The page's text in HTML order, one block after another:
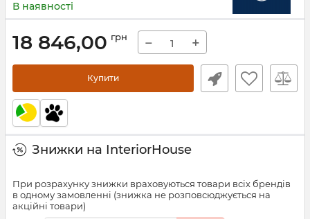
В наявності
18 846,00 грн − +
Купити
Знижки на InteriorHouse
При розрахунку знижки враховуються товари всіх брендів
в одному замовленні (знижка не розповсюджується на
акційні товари)